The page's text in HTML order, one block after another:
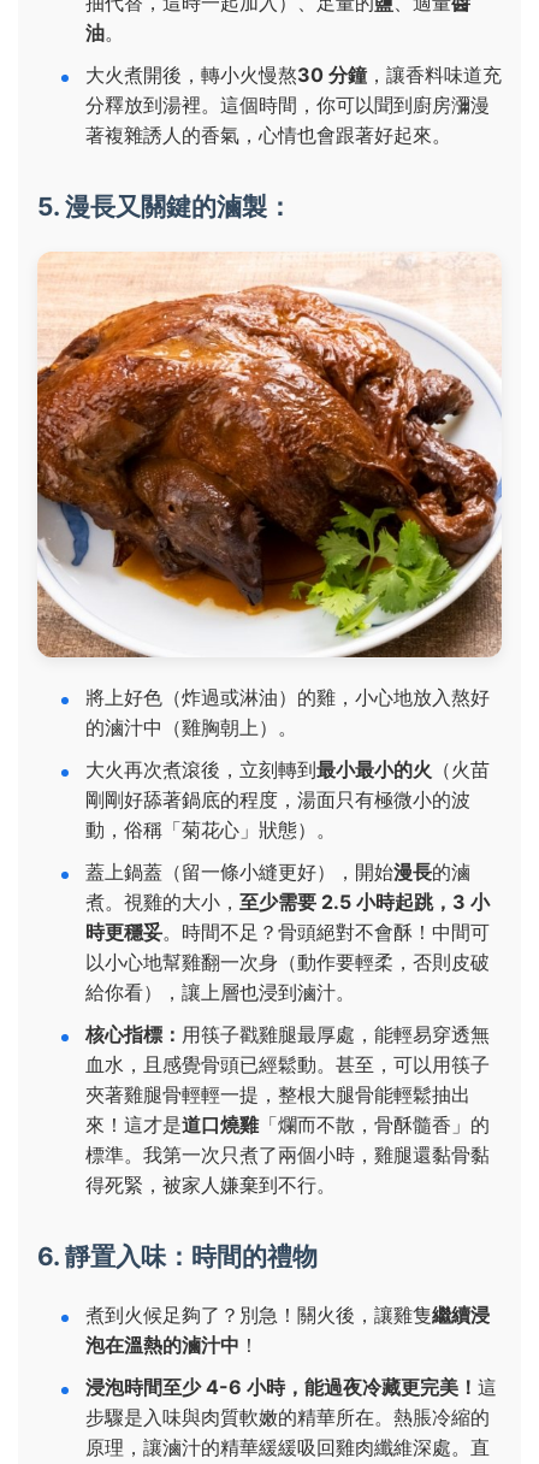
油。
大火煮開後，轉小火慢熬30 分鐘，讓香料味道充
分釋放到湯裡。這個時間，你可以聞到廚房瀰漫
著複雜誘人的香氣，心情也會跟著好起來。
5. 漫長又關鍵的滷製：
將上好色（炸過或淋油）的雞，小心地放入熬好
的滷汁中（雞胸朝上）。
大火再次煮滾後，立刻轉到最小最小的火 （火苗
剛剛好舔著鍋底的程度，湯面只有極微小的波
動，俗稱「菊花心」狀態）。
蓋上鍋蓋（留一條小縫更好），開始漫長的滷
煮。視雞的大小， 至少需要 2.5 小時起跳，3 小
時更穩妥。時間不足？骨頭絕對不會酥！中間可
以小心地幫雞翻一次身（動作要輕柔，否則皮破
給你看），讓上層也浸到滷汁。
核心指標： 用筷子戳雞腿最厚處，能輕易穿透無
血水，且感覺骨頭已經鬆動。甚至，可以用筷子
夾著雞腿骨輕輕一提，整根大腿骨能輕鬆抽出
來！這才是道口燒雞「爛而不散，骨酥髓香」的
標準。我第一次只煮了兩個小時，雞腿還黏骨黏
得死緊，被家人嫌棄到不行。
6. 靜置入味：時間的禮物
煮到火候足夠了？別急！關火後，讓雞隻繼續浸
泡在溫熱的滷汁中 ！
浸泡時間至少 4-6 小時，能過夜冷藏更完美！ 這
步驟是入味與肉質軟嫩的精華所在。熱脹冷縮的
原理，讓滷汁的精華緩緩吸回雞肉纖維深處。直